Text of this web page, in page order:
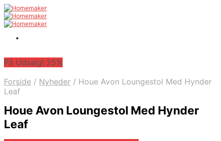
På Udsalg! 25%
Forside / Nyheder / Houe Avon Loungestol Med Hynder
Leaf
Houe Avon Loungestol Med Hynder
Leaf